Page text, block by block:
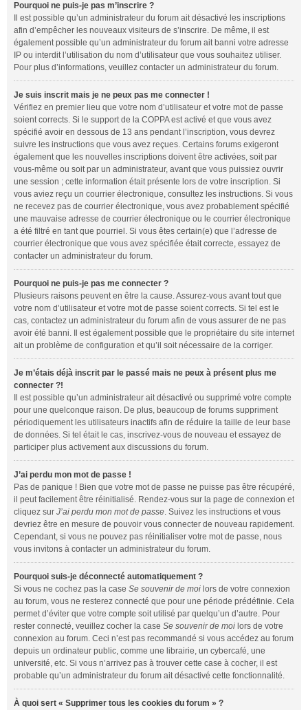
Pourquoi ne puis-je pas m’inscrire ?
Il est possible qu’un administrateur du forum ait désactivé les inscriptions
afin d’empêcher les nouveaux visiteurs de s’inscrire. De même, il est
également possible qu’un administrateur du forum ait banni votre adresse
IP ou interdit l’utilisation du nom d’utilisateur que vous souhaitez utiliser.
Pour plus d’informations, veuillez contacter un administrateur du forum.
Je suis inscrit mais je ne peux pas me connecter !
Vérifiez en premier lieu que votre nom d’utilisateur et votre mot de passe
soient corrects. Si le support de la COPPA est activé et que vous avez
spécifié avoir en dessous de 13 ans pendant l’inscription, vous devrez
suivre les instructions que vous avez reçues. Certains forums exigeront
également que les nouvelles inscriptions doivent être activées, soit par
vous-même ou soit par un administrateur, avant que vous puissiez ouvrir
une session ; cette information était présente lors de votre inscription. Si
vous aviez reçu un courrier électronique, consultez les instructions. Si vous
ne recevez pas de courrier électronique, vous avez probablement spécifié
une mauvaise adresse de courrier électronique ou le courrier électronique
a été filtré en tant que pourriel. Si vous êtes certain(e) que l’adresse de
courrier électronique que vous avez spécifiée était correcte, essayez de
contacter un administrateur du forum.
Pourquoi ne puis-je pas me connecter ?
Plusieurs raisons peuvent en être la cause. Assurez-vous avant tout que
votre nom d’utilisateur et votre mot de passe soient corrects. Si tel est le
cas, contactez un administrateur du forum afin de vous assurer de ne pas
avoir été banni. Il est également possible que le propriétaire du site internet
ait un problème de configuration et qu’il soit nécessaire de la corriger.
Je m’étais déjà inscrit par le passé mais ne peux à présent plus me
connecter ?!
Il est possible qu’un administrateur ait désactivé ou supprimé votre compte
pour une quelconque raison. De plus, beaucoup de forums suppriment
périodiquement les utilisateurs inactifs afin de réduire la taille de leur base
de données. Si tel était le cas, inscrivez-vous de nouveau et essayez de
participer plus activement aux discussions du forum.
J’ai perdu mon mot de passe !
Pas de panique ! Bien que votre mot de passe ne puisse pas être récupéré,
il peut facilement être réinitialisé. Rendez-vous sur la page de connexion et
cliquez sur J’ai perdu mon mot de passe. Suivez les instructions et vous
devriez être en mesure de pouvoir vous connecter de nouveau rapidement.
Cependant, si vous ne pouvez pas réinitialiser votre mot de passe, nous
vous invitons à contacter un administrateur du forum.
Pourquoi suis-je déconnecté automatiquement ?
Si vous ne cochez pas la case Se souvenir de moi lors de votre connexion
au forum, vous ne resterez connecté que pour une période prédéfinie. Cela
permet d’éviter que votre compte soit utilisé par quelqu’un d’autre. Pour
rester connecté, veuillez cocher la case Se souvenir de moi lors de votre
connexion au forum. Ceci n’est pas recommandé si vous accédez au forum
depuis un ordinateur public, comme une librairie, un cybercafé, une
université, etc. Si vous n’arrivez pas à trouver cette case à cocher, il est
probable qu’un administrateur du forum ait désactivé cette fonctionnalité.
À quoi sert « Supprimer tous les cookies du forum » ?